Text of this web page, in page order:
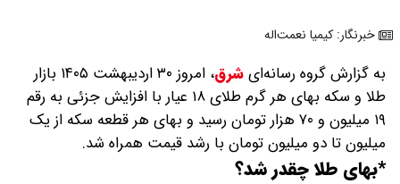
خبرنگار: کیمیا نعمت‌اله
به گزارش گروه رسانه‌ایشرق،
امروز ۳۰ اردیبهشت ۱۴۰۵ بازار
طلا و سکه بهای هر گرم طلای ۱۸ عیار با افزایش جزئی به رقم
۱۹ میلیون و ۷۰ هزار تومان رسید و بهای هر قطعه سکه از یک
میلیون تا دو میلیون تومان با رشد قیمت همراه شد.
*بهای طلا چقدر شد؟